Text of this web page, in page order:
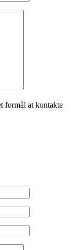
formål at kontakte